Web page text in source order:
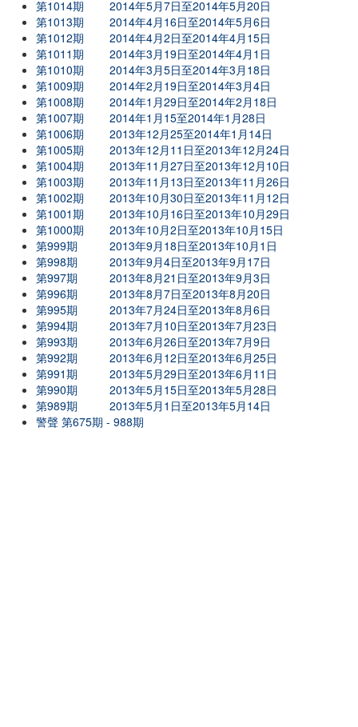
第1014期
2014年5月7日至2014年5月20日
第1013期
2014年4月16日至2014年5月6日
第1012期
2014年4月2日至2014年4月15日
第1011期
2014年3月19日至2014年4月1日
第1010期
2014年3月5日至2014年3月18日
第1009期
2014年2月19日至2014年3月4日
第1008期
2014年1月29日至2014年2月18日
第1007期
2014年1月15至2014年1月28日
第1006期
2013年12月25至2014年1月14日
第1005期
2013年12月11日至2013年12月24日
第1004期
2013年11月27日至2013年12月10日
第1003期
2013年11月13日至2013年11月26日
第1002期
2013年10月30日至2013年11月12日
第1001期
2013年10月16日至2013年10月29日
第1000期
2013年10月2日至2013年10月15日
第999期
2013年9月18日至2013年10月1日
第998期
2013年9月4日至2013年9月17日
第997期
2013年8月21日至2013年9月3日
第996期
2013年8月7日至2013年8月20日
第995期
2013年7月24日至2013年8月6日
第994期
2013年7月10日至2013年7月23日
第993期
2013年6月26日至2013年7月9日
第992期
2013年6月12日至2013年6月25日
第991期
2013年5月29日至2013年6月11日
第990期
2013年5月15日至2013年5月28日
第989期
2013年5月1日至2013年5月14日
警聲 第675期 - 988期